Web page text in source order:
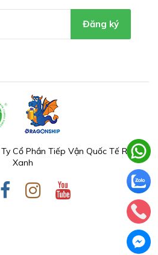
Đăng ký
Cổ Phần Tiếp Vận Quốc Tế Rồng
Xanh